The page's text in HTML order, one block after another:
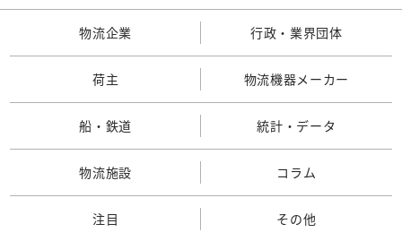
物流企業 行政・業界団体
荷主 物流機器メーカー
船・鉄道 統計・データ
物流施設 コラム
注目 その他